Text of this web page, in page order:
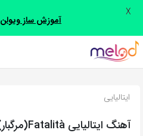
اشتراک
با
از
روش‌های
ایتالیایی
آموزش ساز ویولن
X